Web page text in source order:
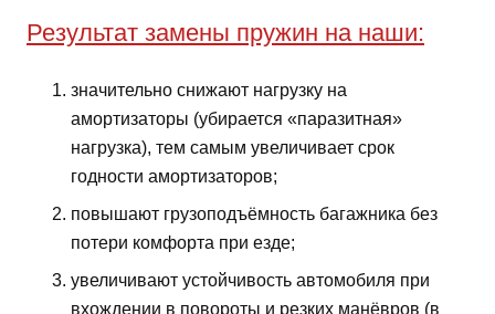
Результат замены пружин на наши:
значительно снижают нагрузку на
амортизаторы (убирается «паразитная»
нагрузка), тем самым увеличивает срок
годности амортизаторов;
повышают грузоподъёмность багажника без
потери комфорта при езде;
увеличивают устойчивость автомобиля при
вхождении в повороты и резких манёвров (в